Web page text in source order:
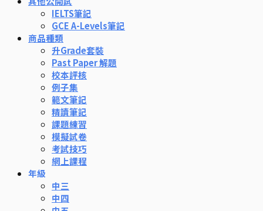
IELTS筆記
GCE A-Levels筆記
商品種類
升Grade套裝
Past Paper 解題
校本評核
例子集
範文筆記
精讀筆記
課題練習
模擬試卷
考試技巧
網上課程
年級
中三
中四